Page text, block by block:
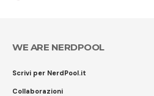
WE ARE NERDPOOL
Scrivi per NerdPool.it
Collaborazioni